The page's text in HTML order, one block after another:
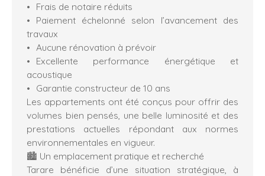
Frais de notaire réduits
Paiement échelonné selon l’avancement des
travaux
Aucune rénovation à prévoir
Excellente performance énergétique et
acoustique
Garantie constructeur de 10 ans
Les appartements ont été conçus pour offrir des
volumes bien pensés, une belle luminosité et des
prestations actuelles répondant aux normes
environnementales en vigueur.
🏙️ Un emplacement pratique et recherché
Tarare bénéficie d’une situation stratégique, à